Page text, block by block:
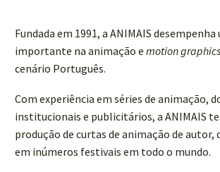
Fundada em 1991, a ANIMAIS
importante na animação e motion graphics
cenário Português.
Com experiência em séries de animação,
institucionais e publicitários, a ANIMAIS
produção de curtas de animação de autor,
em inúmeros festivais em todo o mundo.